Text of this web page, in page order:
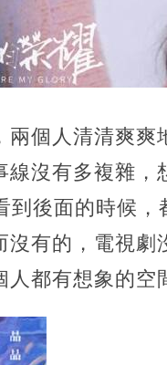
個人清清爽爽
沒有多複雜，
到後面的時候，
有的，電視劇
都有想象的空